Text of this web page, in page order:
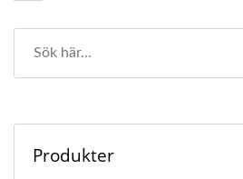
Produkter